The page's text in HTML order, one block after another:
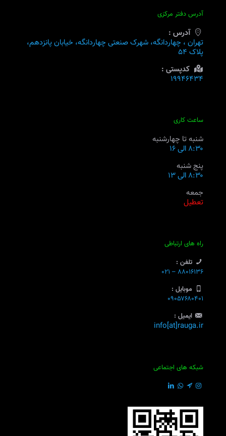
آدرس دفتر مرکزی
آدرس :
تهران ، چهاردانگه، شهرک صنعتی چهاردانگه، خیابان پانزدهم،
پلاک ۵۴
کدپستی :
۱۹۹۴۶۴۳۴
ساعت کاری
شنبه تا چهارشنبه
۸:۳۰ الی ۱۶
پنج شنبه
۸:۳۰ الی ۱۳
جمعه
تعطیل
راه های ارتباطی
تلفن :
۸۸۰۱۶۱۳۶ – ۰۲۱
موبایل :
۰۹۰۵۷۶۸۰۴۰۱
ایمیل :
info[at]rauga.ir
شبکه های اجتماعی